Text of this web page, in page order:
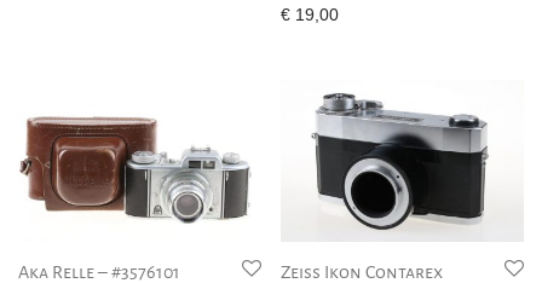
€ 19,00
Aka Relle – #3576101
Zeiss Ikon Contarex